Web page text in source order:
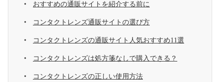
おすすめの通販サイトを紹介する前に
コンタクトレンズ通販サイトの選び方
コンタクトレンズの通販サイト人気おすすめ11選
コンタクトレンズは処方箋なしで購入できる？
コンタクトレンズの正しい使用方法